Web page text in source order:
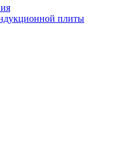
плиты